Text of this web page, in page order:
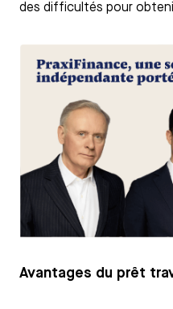
des difficultés pour
Avantages du prêt